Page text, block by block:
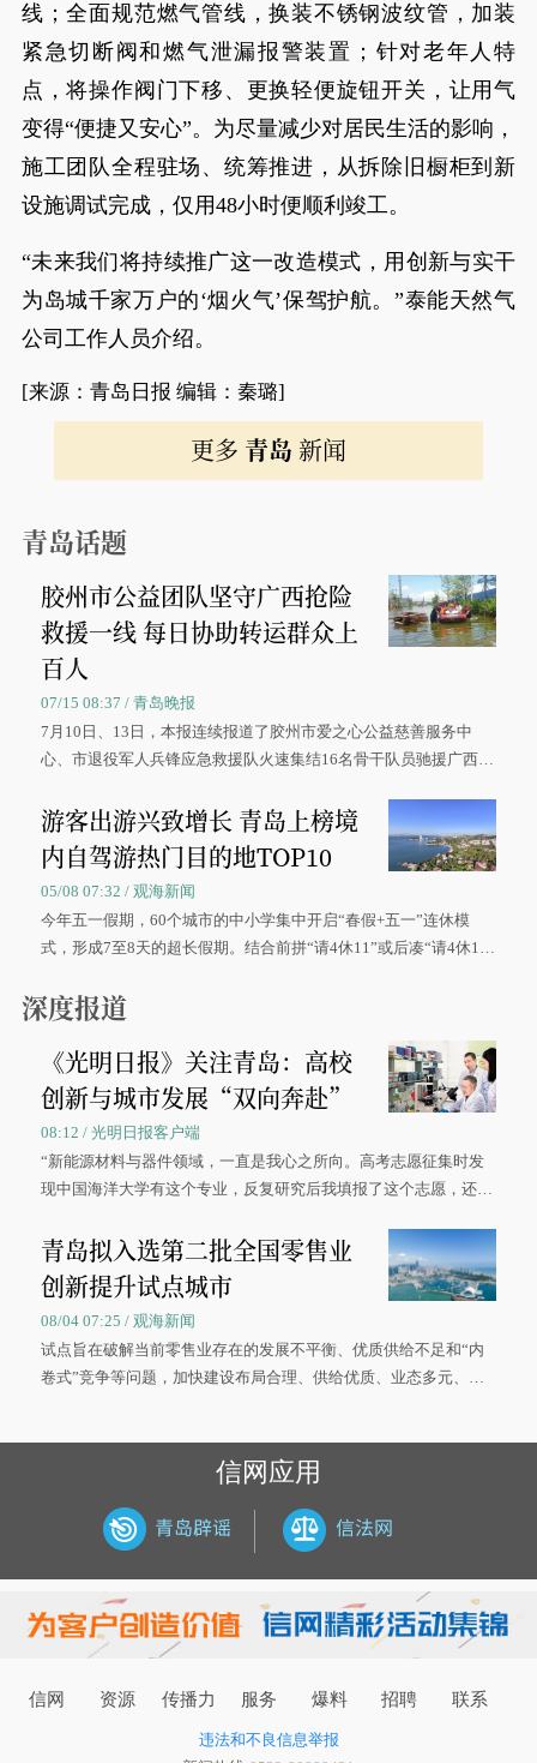
线；全面规范燃气管线，换装不锈钢波纹管，加装
紧急切断阀和燃气泄漏报警装置；针对老年人特
点，将操作阀门下移、更换轻便旋钮开关，让用气
变得“便捷又安心”。为尽量减少对居民生活的影响，
施工团队全程驻场、统筹推进，从拆除旧橱柜到新
设施调试完成，仅用48小时便顺利竣工。
“未来我们将持续推广这一改造模式，用创新与实干
为岛城千家万户的‘烟火气’保驾护航。”泰能天然气
公司工作人员介绍。
[来源：青岛日报 编辑：秦璐]
更多 青岛 新闻
青岛话题
胶州市公益团队坚守广西抢险
救援一线 每日协助转运群众上
百人
07/15 08:37 / 青岛晚报
7月10日、13日，本报连续报道了胶州市爱之心公益慈善服务中
心、市退役军人兵锋应急救援队火速集结16名骨干队员驰援广西灾
游客出游兴致增长 青岛上榜境
内自驾游热门目的地TOP10
05/08 07:32 / 观海新闻
今年五一假期，60个城市的中小学集中开启“春假+五一”连休模
式，形成7至8天的超长假期。结合前拼“请4休11”或后凑“请4休1
深度报道
《光明日报》关注青岛：高校
创新与城市发展“双向奔赴”
08:12 / 光明日报客户端
“新能源材料与器件领域，一直是我心之所向。高考志愿征集时发
现中国海洋大学有这个专业，反复研究后我填报了这个志愿，还真
大学材料科学与工程学院材料类专业的录取通知书。
青岛拟入选第二批全国零售业
创新提升试点城市
08/04 07:25 / 观海新闻
试点旨在破解当前零售业存在的发展不平衡、优质供给不足和“内
卷式”竞争等问题，加快建设布局合理、供给优质、业态多元、智
信网应用
信网 资源 传播力 服务 爆料 招聘 联系
违法和不良信息举报